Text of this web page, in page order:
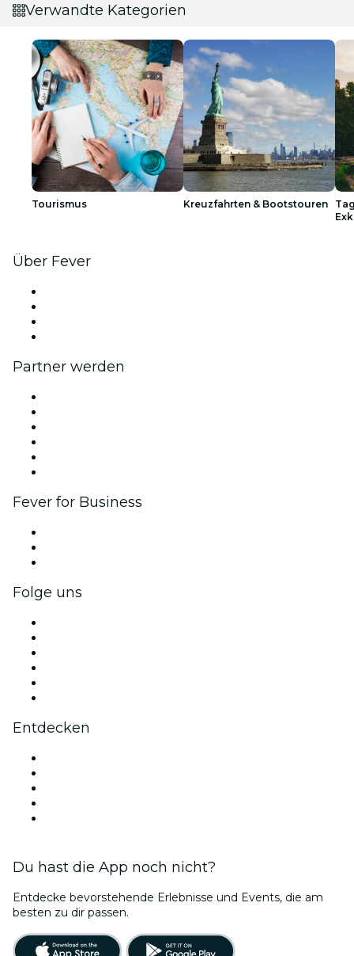
Verwandte Kategorien
Tourismus Kreuzfahrten & Bootstouren
Über Fever
Partner werden
Fever for Business
Folge uns
Entdecken
Du hast die App noch nicht?
Entdecke bevorstehende Erlebnisse und Events, die am
besten zu dir passen.